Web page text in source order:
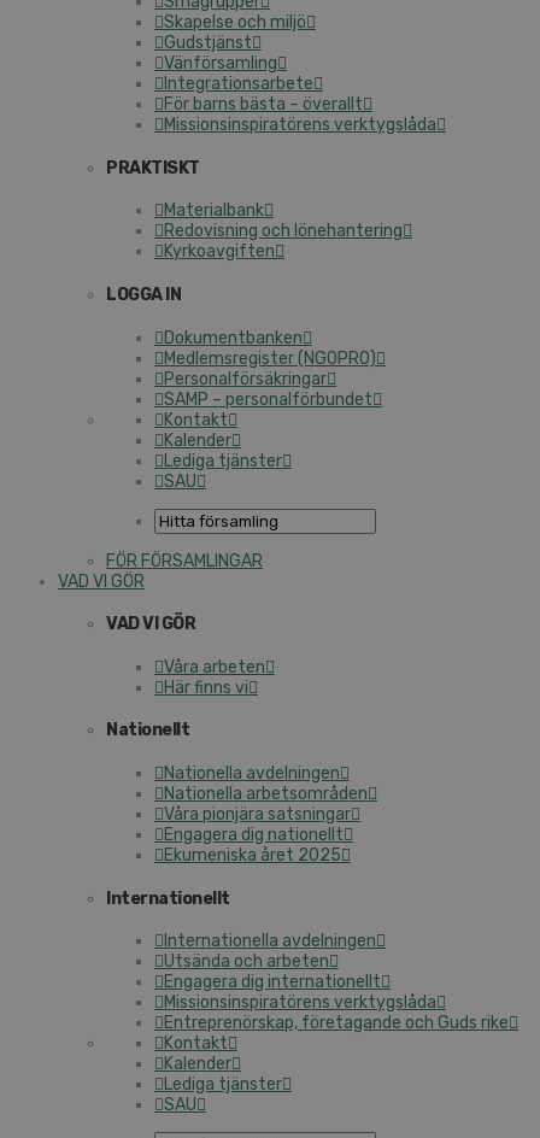
Skapelse och miljö
Gudstjänst
Vänförsamling
Integrationsarbete
För barns bästa – överallt
Missionsinspiratörens verktygslåda
PRAKTISKT
Materialbank
Redovisning och lönehantering
Kyrkoavgiften
LOGGA IN
Dokumentbanken
Medlemsregister (NGOPRO)
Personalförsäkringar
SAMP – personalförbundet
Kontakt
Kalender
Lediga tjänster
SAU
FÖR FÖRSAMLINGAR
VAD VI GÖR
VAD VI GÖR
Våra arbeten
Här finns vi
Nationellt
Nationella avdelningen
Nationella arbetsområden
Våra pionjära satsningar
Engagera dig nationellt
Ekumeniska året 2025
Internationellt
Internationella avdelningen
Utsända och arbeten
Engagera dig internationellt
Missionsinspiratörens verktygslåda
Entreprenörskap, företagande och Guds rike
Kontakt
Kalender
Lediga tjänster
SAU